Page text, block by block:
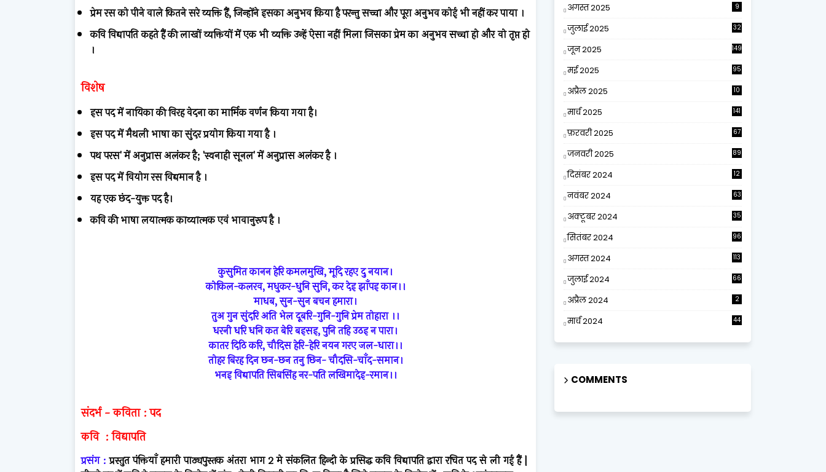
प्रेमरसकोपीनेवालेकितनेसरेव्यक्तिहैं,जिन्होंनेइसकाअनुभवकियाहैपरन्तुसच्चाऔरपूराअनुभवकोई भीनहींकरपाया ।
कविविद्यापतिकहतेहैंकीलाखोंव्यक्तियोंमेंएक भीव्यक्तिउन्हेंऐसानहींमिलाजिसकाप्रेमकाअनुभवसच्चाहोऔरवोतृप्तहो
।
विशेष
इसपदमेंनायिकाकीविरहवेदनाकामार्मिकवर्णनकियागयाहै।
इसपदमेंमैथली भाषाकासुंदरप्रयोगकियागयाहै ।
पथपरस'मेंअनुप्रासअलंकरहै; 'स्वनाहीसूनल'मेंअनुप्रासअलंकरहै ।
इसपदमेंवियोगरसविद्यमानहै ।
यहएकछंद-युक्तपदहै।
कविकी भाषालयात्मककाव्यात्मकएवं भावानुरूपहै ।
कुसुमित कानन हेरि कमलमुखि, मूदि रहए दु नयान।
कोकिल-कलरव, मधुकर-धुनि सुनि,कर देइ झाँपइ कान।।
माधब, सुन-सुन बचन हमारा।
तुअ गुन सुंदरि अति भेल दूबरि-गुनि-गुनि प्रेम तोहारा ।।
धरनी धरि धनि कत बेरि बइसइ, पुनि तहि उठइ न पारा।
कातर दिठि करि, चौदिस हेरि-हेरि नयन गरए जल-धारा।।
तोहर बिरह दिन छन-छन तनु छिन- चौदसि-चाँद-समान।
भनइ विद्यापति सिबसिंह नर-पति लखिमादेइ-रमान।।
संदर्भ-कविता:पद
कवि:विद्यापति
प्रसंग: प्रस्तुत पंक्तियाँ हमारी पाठ्यपुस्तक अंतरा भाग2मे संकलित हिन्दी के प्रसिद्ध कवि विद्यापति द्वारा रचित पद से ली गई हैं |
अगस्त 2025 9
जुलाई 2025 32
जून 2025 149
मई 2025 95
अप्रैल 2025
10
मार्च 2025 141
फ़रवरी 2025 67
जनवरी 2025 89
दिसंबर 2024
12
नवंबर 2024 63
अक्टूबर 2024 35
सितंबर 2024 96
अगस्त 2024 113
जुलाई 2024 66
अप्रैल 2024 2
मार्च 2024 44
COMMENTS